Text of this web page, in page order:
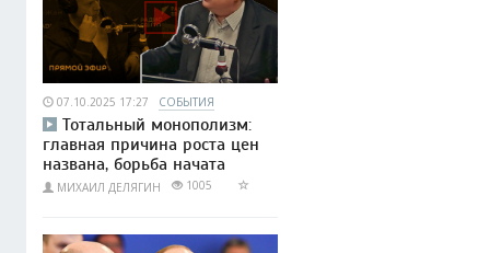
07.10.2025 17:27 СОБЫТИЯ
Тотальный монополизм:
главная причина роста цен
названа, борьба начата
МИХАИЛ ДЕЛЯГИН 1005